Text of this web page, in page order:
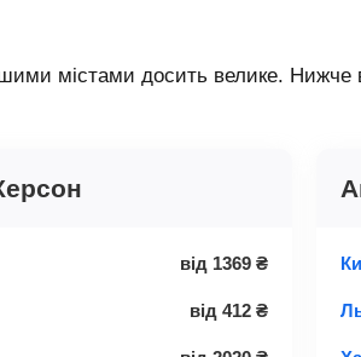
містами досить велике.
від 1369 ₴
від 412 ₴